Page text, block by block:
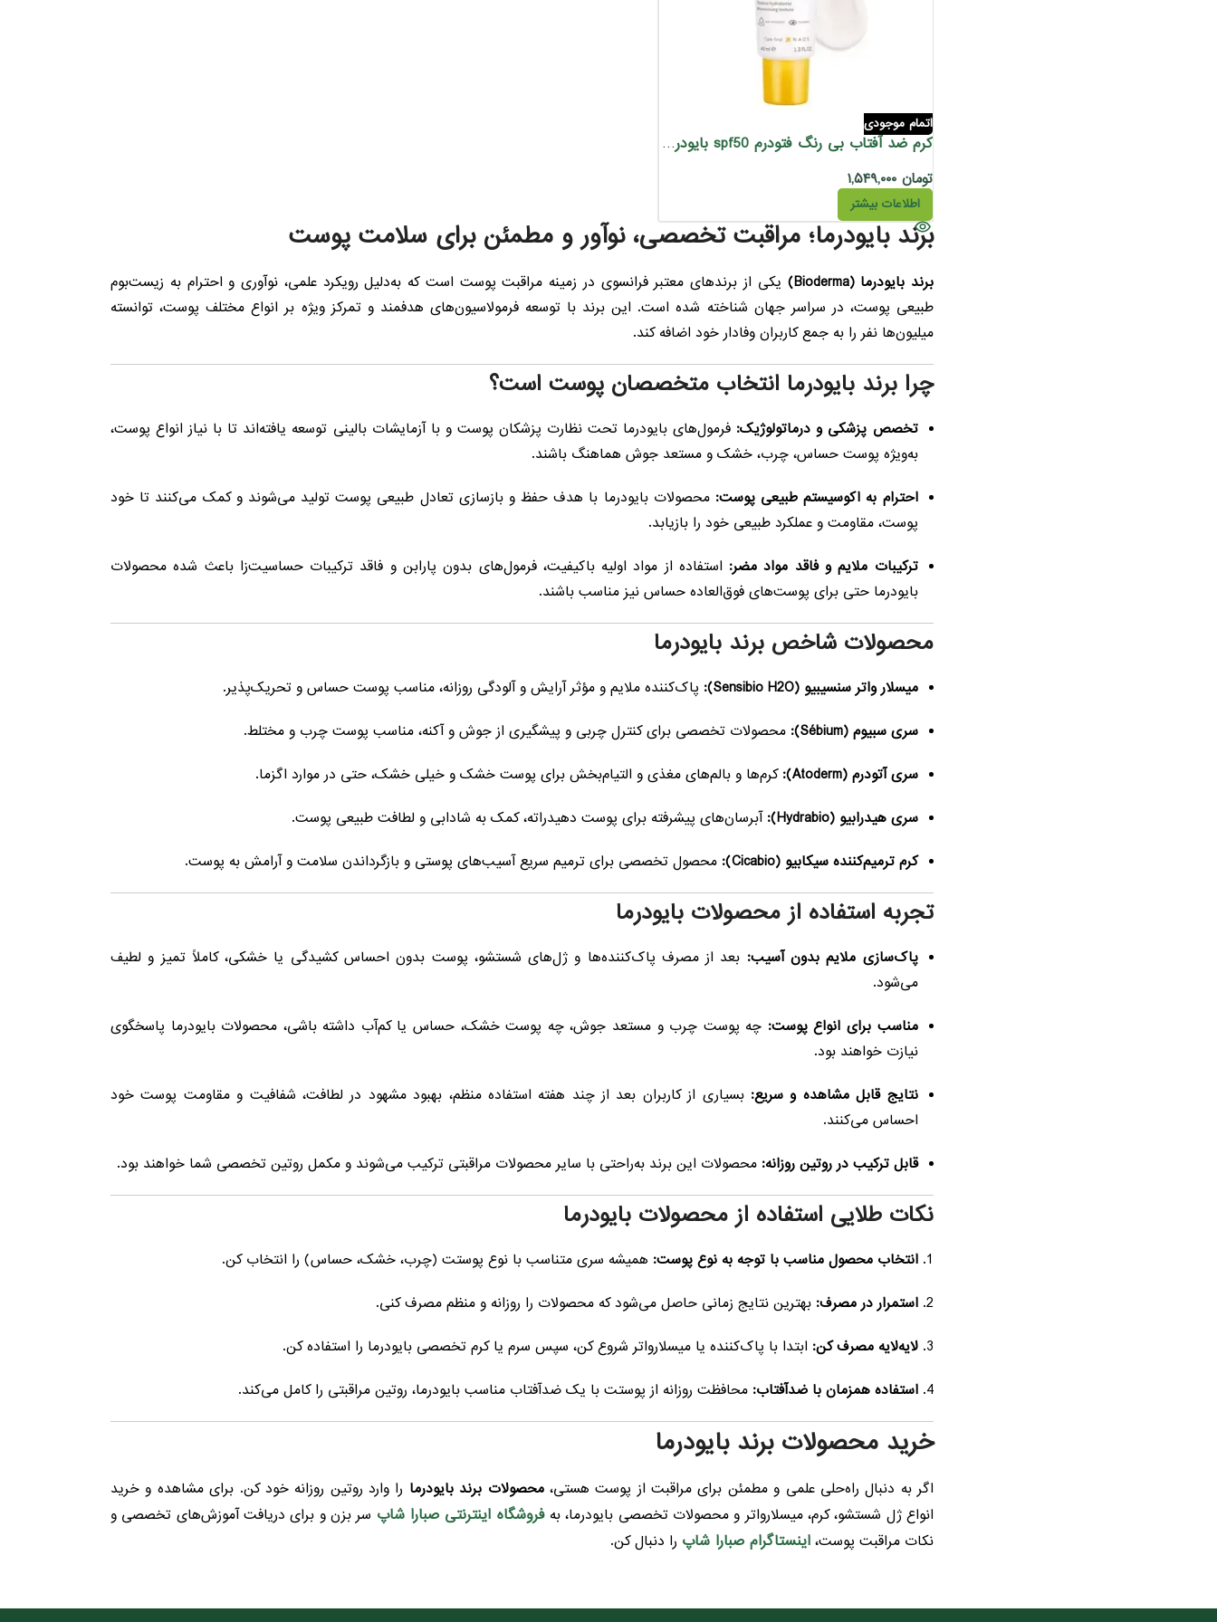
اتمام موجودی
کرم ضد آفتاب بی رنگ فتودرم spf50 بایودرما پوست خشک و حساس
تومان
اطلاعات بیشتر
برند بایودرما؛ مراقبت تخصصی، نوآور و مطمئن برای سلامت پوست
برند بایودرما (Bioderma)
یکی از برندهای معتبر فرانسوی در زمینه مراقبت پوست است که به‌دلیل رویکرد علمی، نوآوری و احترام به زیست‌بوم
طبیعی پوست، در سراسر جهان شناخته شده است. این برند با توسعه فرمولاسیون‌های هدفمند و تمرکز ویژه بر انواع مختلف پوست، توانسته
میلیون‌ها نفر را به جمع کاربران وفادار خود اضافه کند.
چرا برند بایودرما انتخاب متخصصان پوست است؟
تخصص پزشکی و درماتولوژیک: فرمول‌های بایودرما تحت نظارت پزشکان پوست و با آزمایشات بالینی توسعه یافته‌اند تا با نیاز انواع پوست،
به‌ویژه پوست حساس، چرب، خشک و مستعد جوش هماهنگ باشند.
احترام به اکوسیستم طبیعی پوست: محصولات بایودرما با هدف حفظ و بازسازی تعادل طبیعی پوست تولید می‌شوند و کمک می‌کنند تا خود
پوست، مقاومت و عملکرد طبیعی خود را بازیابد.
ترکیبات ملایم و فاقد مواد مضر: استفاده از مواد اولیه باکیفیت، فرمول‌های بدون پارابن و فاقد ترکیبات حساسیت‌زا باعث شده محصولات
بایودرما حتی برای پوست‌های فوق‌العاده حساس نیز مناسب باشند.
محصولات شاخص برند بایودرما
میسلار واتر سنسیبیو (Sensibio H2O):
پاک‌کننده ملایم و مؤثر آرایش و آلودگی روزانه، مناسب پوست حساس و تحریک‌پذیر.
سری سبیوم (Sébium):
محصولات تخصصی برای کنترل چربی و پیشگیری از جوش و آکنه، مناسب پوست چرب و مختلط.
سری آتودرم (Atoderm):
کرم‌ها و بالم‌های مغذی و التیام‌بخش برای پوست خشک و خیلی خشک، حتی در موارد اگزما.
سری هیدرابیو (Hydrabio):
آبرسان‌های پیشرفته برای پوست دهیدراته، کمک به شادابی و لطافت طبیعی پوست.
کرم ترمیم‌کننده سیکابیو (Cicabio):
محصول تخصصی برای ترمیم سریع آسیب‌های پوستی و بازگرداندن سلامت و آرامش به پوست.
تجربه استفاده از محصولات بایودرما
پاک‌سازی ملایم بدون آسیب: بعد از مصرف پاک‌کننده‌ها و ژل‌های شستشو، پوست بدون احساس کشیدگی یا خشکی، کاملاً تمیز و لطیف
می‌شود.
مناسب برای انواع پوست: چه پوست چرب و مستعد جوش، چه پوست خشک، حساس یا کم‌آب داشته باشی، محصولات بایودرما پاسخگوی
نیازت خواهند بود.
نتایج قابل مشاهده و سریع: بسیاری از کاربران بعد از چند هفته استفاده منظم، بهبود مشهود در لطافت، شفافیت و مقاومت پوست خود
احساس می‌کنند.
قابل ترکیب در روتین روزانه: محصولات این برند به‌راحتی با سایر محصولات مراقبتی ترکیب می‌شوند و مکمل روتین تخصصی شما خواهند بود.
نکات طلایی استفاده از محصولات بایودرما
انتخاب محصول مناسب با توجه به نوع پوست: همیشه سری متناسب با نوع پوستت (چرب، خشک، حساس) را انتخاب کن.
استمرار در مصرف: بهترین نتایج زمانی حاصل می‌شود که محصولات را روزانه و منظم مصرف کنی.
لایه‌لایه مصرف کن: ابتدا با پاک‌کننده یا میسلارواتر شروع کن، سپس سرم یا کرم تخصصی بایودرما را استفاده کن.
استفاده همزمان با ضدآفتاب: محافظت روزانه از پوستت با یک ضدآفتاب مناسب بایودرما، روتین مراقبتی را کامل می‌کند.
خرید محصولات برند بایودرما
اگر به دنبال راه‌حلی علمی و مطمئن برای مراقبت از پوست هستی،محصولات برند بایودرما را وارد روتین روزانه خود کن. برای مشاهده و خرید
انواع ژل شستشو، کرم، میسلارواتر و محصولات تخصصی بایودرما، بهفروشگاه اینترنتی صبارا شاپ سر بزن و برای دریافت آموزش‌های تخصصی و
نکات مراقبت پوست، اینستاگرام صبارا شاپ را دنبال کن.